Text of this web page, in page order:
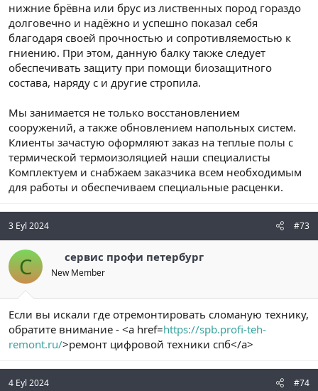
нижние брёвна или брус из лиственных пород гораздо
долговечно и надёжно и успешно показал себя
благодаря своей прочностью и сопротивляемостью к
гниению. При этом, данную балку также следует
обеспечивать защиту при помощи биозащитного
состава, наряду с и другие стропила.
Мы занимается не только восстановлением
сооружений, а также обновлением напольных систем.
Клиенты зачастую оформляют заказ на теплые полы с
термической термоизоляцией наши специалисты
Комплектуем и снабжаем заказчика всем необходимым
для работы и обеспечиваем специальные расценки.
3 Eyl 2024 #73
С сервис профи петербург
New Member
Если вы искали где отремонтировать сломаную технику,
обратите внимание - <a href=https://spb.profi-teh-
remont.ru/>ремонт цифровой техники спб</a>
4 Eyl 2024 #74